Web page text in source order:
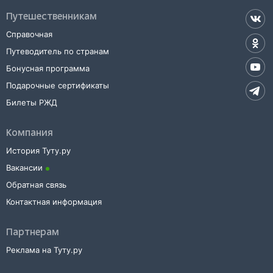
Также можно воспользоваться услугой заказа электронного ж/д
билета.
Путешественникам
Справочная
Путеводитель по странам
Бонусная программа
Подарочные сертификаты
Билеты РЖД
Компания
История Туту.ру
Вакансии
Обратная связь
Контактная информация
Партнерам
Реклама на Туту.ру